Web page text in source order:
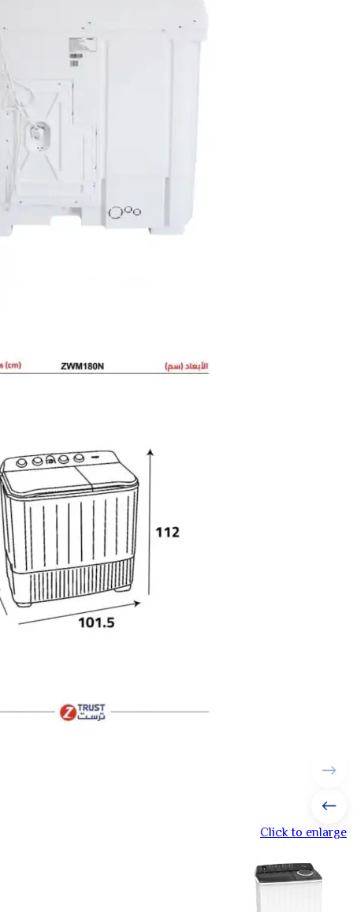
Click to enlarge